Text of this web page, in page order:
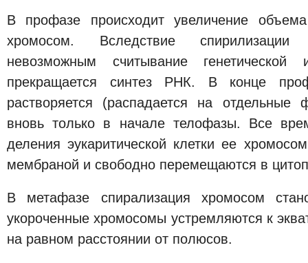
В профазе происходит увеличение
хромосом. Вследствие спирилизации
невозможным считывание
прекращается синтез РНК. В конце
растворяется (распадается на отдельные
вновь только в начале телофазы. Все
деления эукаритической клетки ее
мембраной и свободно перемещаются в
В метафазе спирализация хромосом
укороченные хромосомы устремляются к
на равном расстоянии от полюсов.